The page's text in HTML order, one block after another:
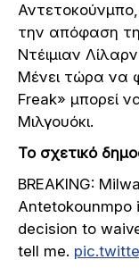
Αντετοκούνμπο,
την απόφαση
Ντέιμιαν
Μένει τώρα να
Freak» μπορεί
Μιλγουόκι.
Το σχετικό
BREAKING:
Antetokounmpo
decision to
tell me.